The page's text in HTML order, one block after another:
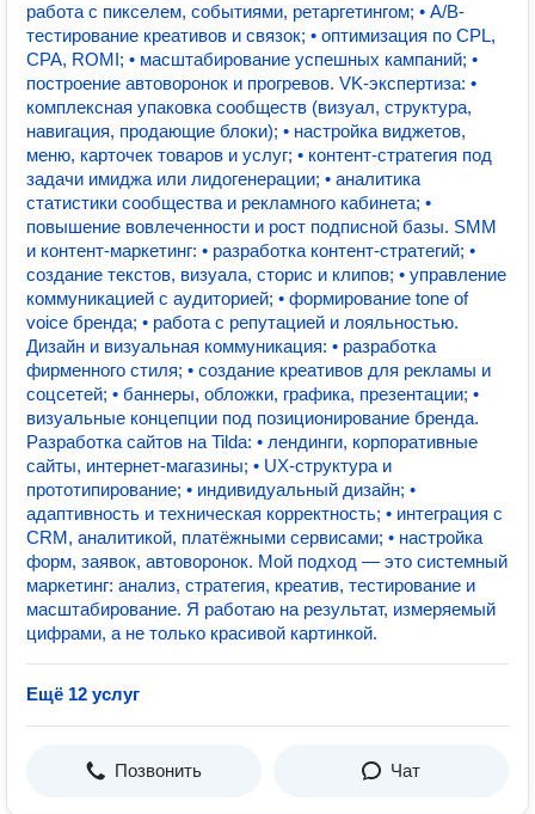
работа с пикселем, событиями, ретаргетингом; • A/B-
тестирование креативов и связок; • оптимизация по CPL,
CPA, ROMI; • масштабирование успешных кампаний; •
построение автоворонок и прогревов. VK-экспертиза: •
комплексная упаковка сообществ (визуал, структура,
навигация, продающие блоки); • настройка виджетов,
меню, карточек товаров и услуг; • контент-стратегия под
задачи имиджа или лидогенерации; • аналитика
статистики сообщества и рекламного кабинета; •
повышение вовлеченности и рост подписной базы. SMM
и контент-маркетинг: • разработка контент-стратегий; •
создание текстов, визуала, сторис и клипов; • управление
коммуникацией с аудиторией; • формирование tone of
voice бренда; • работа с репутацией и лояльностью.
Дизайн и визуальная коммуникация: • разработка
фирменного стиля; • создание креативов для рекламы и
соцсетей; • баннеры, обложки, графика, презентации; •
визуальные концепции под позиционирование бренда.
Разработка сайтов на Tilda: • лендинги, корпоративные
сайты, интернет-магазины; • UX-структура и
прототипирование; • индивидуальный дизайн; •
адаптивность и техническая корректность; • интеграция с
CRM, аналитикой, платёжными сервисами; • настройка
форм, заявок, автоворонок. Мой подход — это системный
маркетинг: анализ, стратегия, креатив, тестирование и
масштабирование. Я работаю на результат, измеряемый
цифрами, а не только красивой картинкой.
Ещё 12 услуг
Позвонить Чат